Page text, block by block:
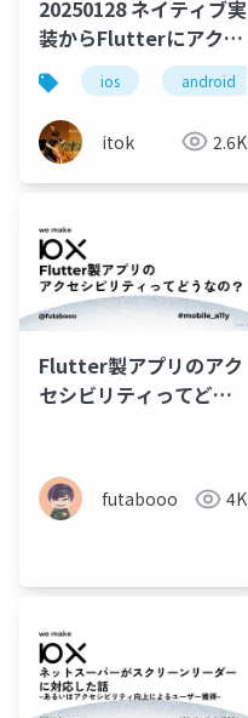
20250128 ネイティブ実
装からFlutterにアクセ
スするios android
itok 2.6K
Flutter製アプリのアク
セシビリティってどう
futabooo 4K